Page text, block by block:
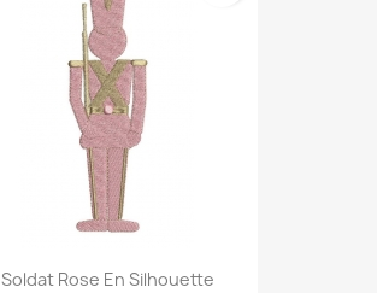
Soldat Rose En Silhouette